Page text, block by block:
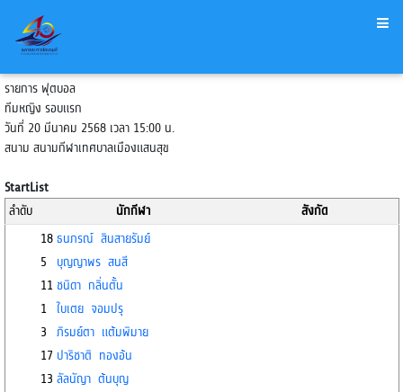
รายการ ฟุตบอล
ทีมหญิง รอบแรก
วันที่ 20 มีนาคม 2568 เวลา 15:00 น.
สนาม สนามกีฬาเทศบาลเมืองแสนสุข
StartList
ลำดับ
นักกีฬา สังกัด
18 ธนภรณ์ สินสายรัมย์
5
บุญญาพร สนสี
11 ชนิดา กลิ่นตั้น
1 ใบเตย จอมปรุ
3 ภิรมย์ตา แต้มพิมาย
17 ปาริชาติ ทองอ้น
13 ลัลนัญา ต้นบุญ